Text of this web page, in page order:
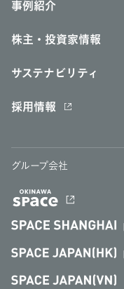
事例紹介
株主・投資家情報
サステナビリティ
採用情報
グループ会社